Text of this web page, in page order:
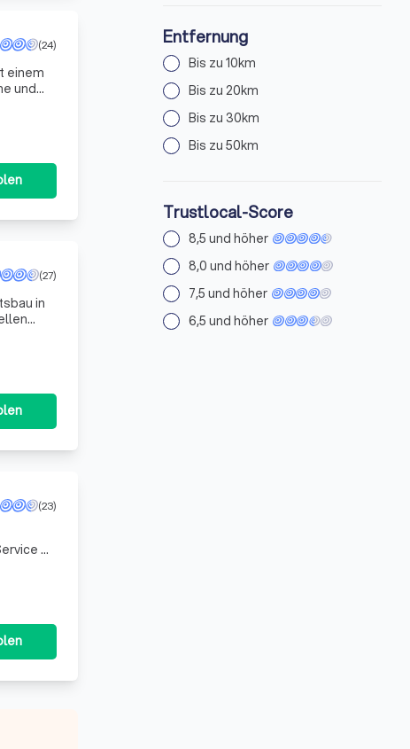
(24)
einem
und
(27)
in
(23)
zu
Entfernung
Bis zu 10km
Bis zu 20km
Bis zu 30km
Bis zu 50km
Trustlocal-Score
8,5 und höher
8,0 und höher
7,5 und höher
6,5 und höher